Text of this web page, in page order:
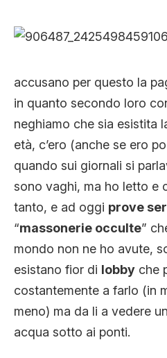
accusano per questo la
in quanto secondo loro
neghiamo che sia esistita
età, c’ero (anche se ero
quando sui giornali si
sono vaghi, ma ho letto e
tanto, e ad oggi prove
“massonerie occulte”
mondo non ne ho avute,
esistano fior di lobby che
costantemente a farlo (in
meno) ma da li a vedere un
acqua sotto ai ponti.